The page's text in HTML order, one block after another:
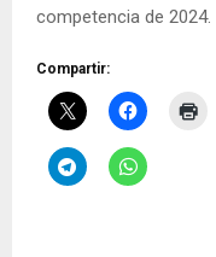
competencia de 2024.
Compartir: